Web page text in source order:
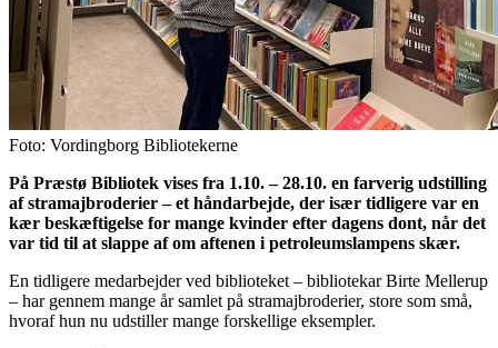
Foto: Vordingborg Bibliotekerne
På Præstø Bibliotek vises fra 1.10. – 28.10. en farverig udstilling
af stramajbroderier – et håndarbejde, der især tidligere var en
kær beskæftigelse for mange kvinder efter dagens dont, når det
var tid til at slappe af om aftenen i petroleumslampens skær.
En tidligere medarbejder ved biblioteket – bibliotekar Birte Mellerup
– har gennem mange år samlet på stramajbroderier, store som små,
hvoraf hun nu udstiller mange forskellige eksempler.